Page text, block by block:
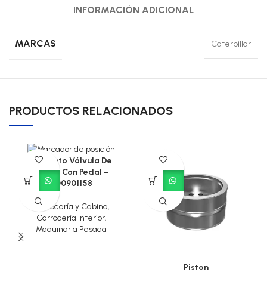
INFORMACIÓN ADICIONAL
MARCAS Caterpillar
PRODUCTOS RELACIONADOS
Conjunto Válvula De
Frenos Con Pedal –
800901158
Carrocería y Cabina,
Carrocería Interior,
Maquinaria Pesada
Piston